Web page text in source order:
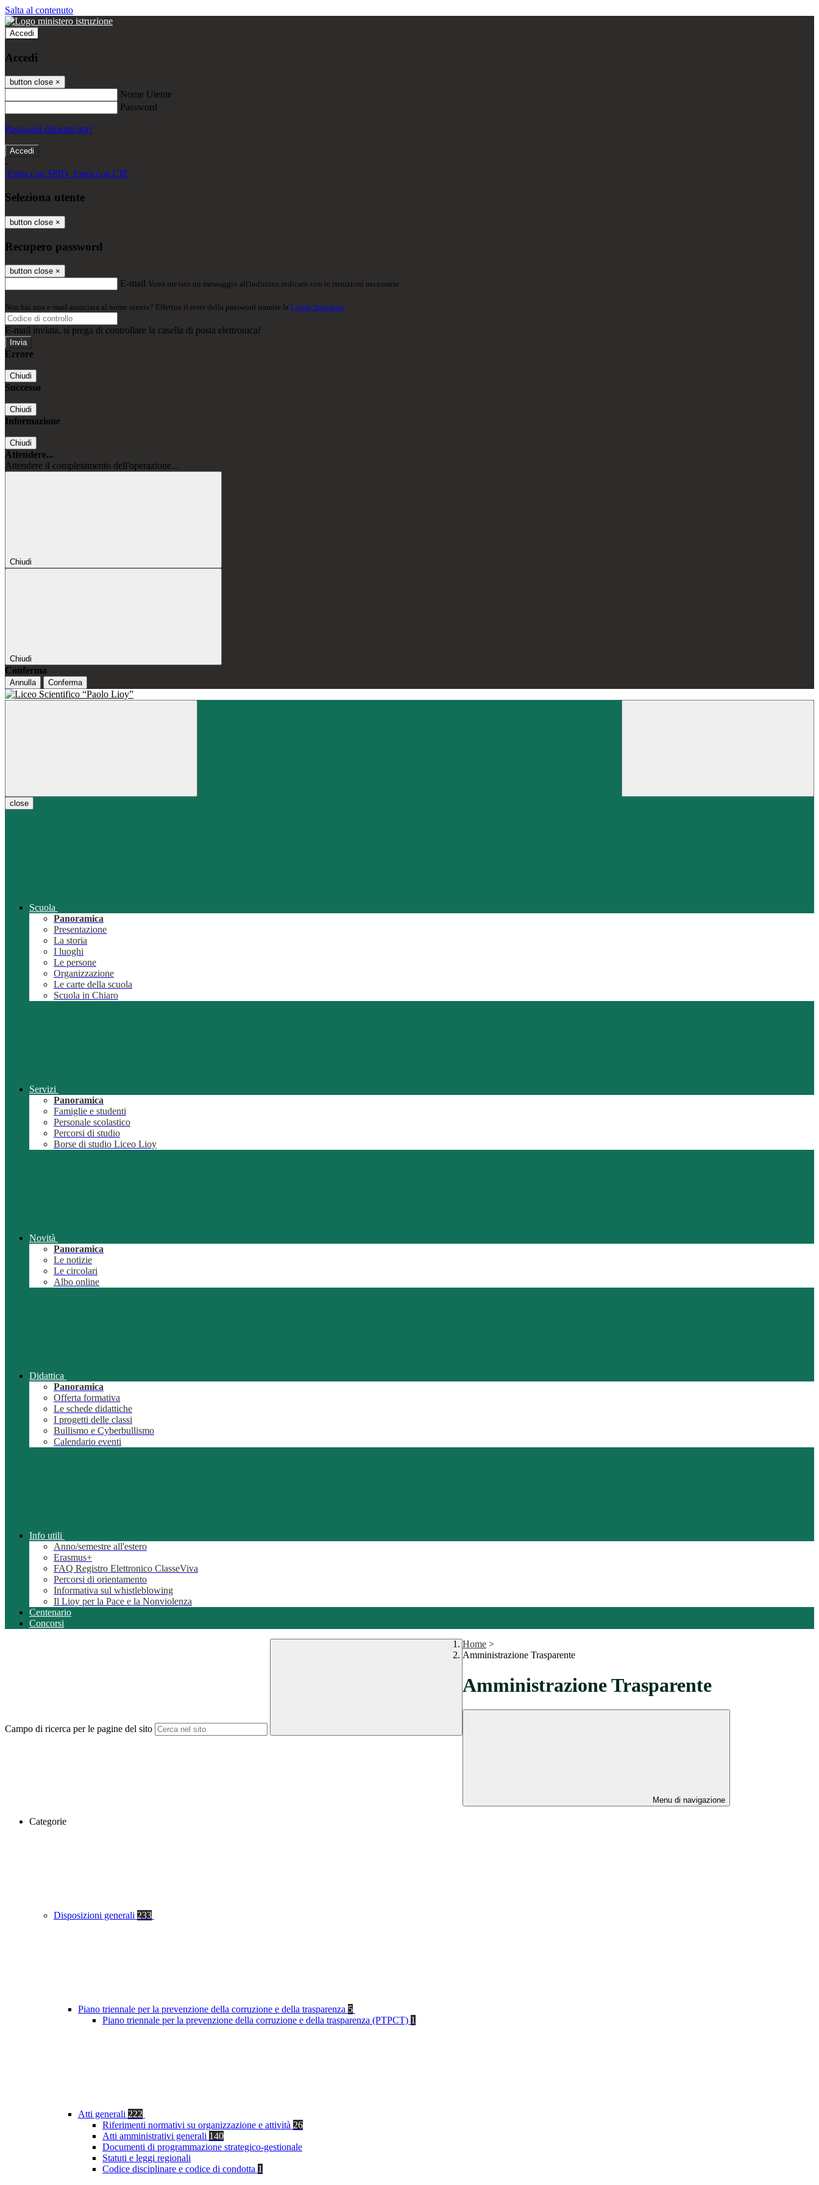
Salta al contenuto
Accedi
Accedi
button close ×
Nome Utente
Password
Password dimenticata?
-
Entra con SPID Entra con CIE
Seleziona utente
button close ×
Recupero password
button close ×
E-mail Verrà inviato un messaggio all'indirizzo indicato con le istruzioni necessarie.
Non hai una e-mail associata al nome utente? Effettua il reset della password tramite la Login Spaggiari
E-mail inviata, si prega di controllare la casella di posta elettronica!
Errore
Chiudi
Successo
Chiudi
Informazione
Chiudi
Attendere...
Attendere il completamento dell'operazione...
Chiudi
Chiudi
Conferma
Annulla Conferma
close
Scuola
Panoramica
Presentazione
La storia
I luoghi
Le persone
Organizzazione
Le carte della scuola
Scuola in Chiaro
Servizi
Panoramica
Famiglie e studenti
Personale scolastico
Percorsi di studio
Borse di studio Liceo Lioy
Novità
Panoramica
Le notizie
Le circolari
Albo online
Didattica
Panoramica
Offerta formativa
Le schede didattiche
I progetti delle classi
Bullismo e Cyberbullismo
Calendario eventi
Info utili
Anno/semestre all'estero
Erasmus+
FAQ Registro Elettronico ClasseViva
Percorsi di orientamento
Informativa sul whistleblowing
Il Lioy per la Pace e la Nonviolenza
Centenario
Concorsi
Campo di ricerca per le pagine del sito
Home >
Amministrazione Trasparente
Amministrazione Trasparente
Menu di navigazione
Categorie
Disposizioni generali 233
Piano triennale per la prevenzione della corruzione e della trasparenza 5
Piano triennale per la prevenzione della corruzione e della trasparenza (PTPCT) 1
Atti generali 222
Riferimenti normativi su organizzazione e attività 26
Atti amministrativi generali 140
Documenti di programmazione strategico-gestionale
Statuti e leggi regionali
Codice disciplinare e codice di condotta 1